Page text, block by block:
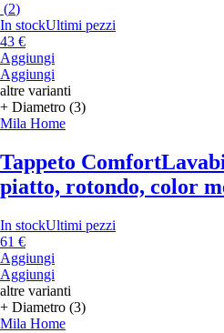
(2)
In stockUltimi pezzi
43 €
Aggiungi
Aggiungi
altre varianti
+ Diametro (3)
Mila Home
Tappeto Comfort
piatto, rotondo, color
In stockUltimi pezzi
61 €
Aggiungi
Aggiungi
altre varianti
+ Diametro (3)
Mila Home